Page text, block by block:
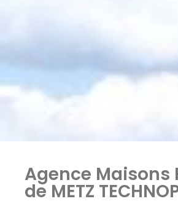
Agence Maisons
de METZ